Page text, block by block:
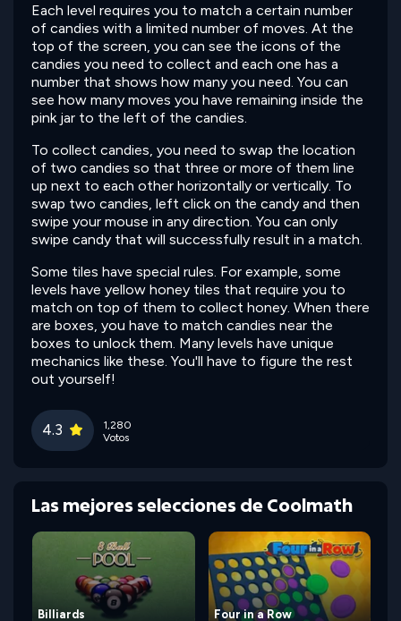
Each level requires you to match a certain number
of candies with a limited number of moves. At the
top of the screen, you can see the icons of the
candies you need to collect and each one has a
number that shows how many you need. You can
see how many moves you have remaining inside the
pink jar to the left of the candies.
To collect candies, you need to swap the location
of two candies so that three or more of them line
up next to each other horizontally or vertically. To
swap two candies, left click on the candy and then
swipe your mouse in any direction. You can only
swipe candy that will successfully result in a match.
Some tiles have special rules. For example, some
levels have yellow honey tiles that require you to
match on top of them to collect honey. When there
are boxes, you have to match candies near the
boxes to unlock them. Many levels have unique
mechanics like these. You'll have to figure the rest
out yourself!
4.3
1,280
Votos
Las mejores selecciones de Coolmath
Billiards Four in a Row